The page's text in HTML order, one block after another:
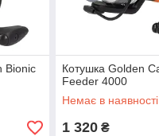
Bionic
Котушка Golden
Feeder 4000
Немає в наявності
1 320 ₴